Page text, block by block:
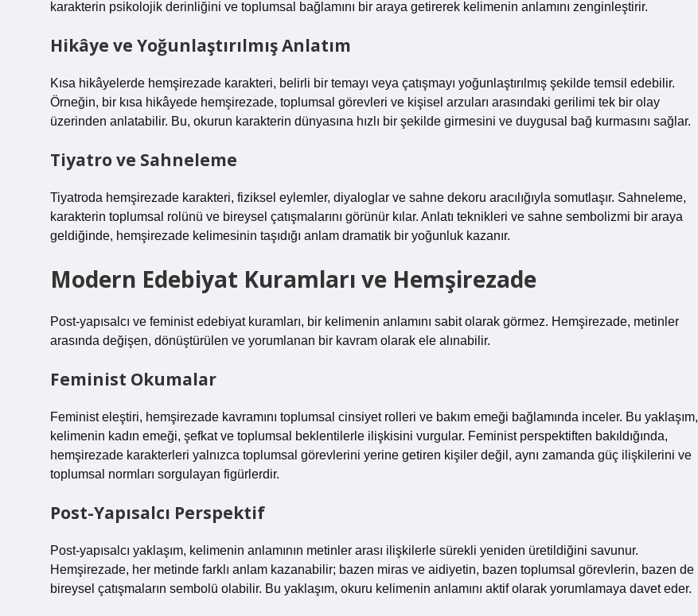
karakterin psikolojik derinliğini ve toplumsal bağlamını bir araya getirerek kelimenin anlamını zenginleştirir.
Hikâye ve Yoğunlaştırılmış Anlatım
Kısa hikâyelerde hemşirezade karakteri, belirli bir temayı veya çatışmayı yoğunlaştırılmış şekilde temsil edebilir.
Örneğin, bir kısa hikâyede hemşirezade, toplumsal görevleri ve kişisel arzuları arasındaki gerilimi tek bir olay
üzerinden anlatabilir. Bu, okurun karakterin dünyasına hızlı bir şekilde girmesini ve duygusal bağ kurmasını sağlar.
Tiyatro ve Sahneleme
Tiyatroda hemşirezade karakteri, fiziksel eylemler, diyaloglar ve sahne dekoru aracılığıyla somutlaşır. Sahneleme,
karakterin toplumsal rolünü ve bireysel çatışmalarını görünür kılar. Anlatı teknikleri ve sahne sembolizmi bir araya
geldiğinde, hemşirezade kelimesinin taşıdığı anlam dramatik bir yoğunluk kazanır.
Modern Edebiyat Kuramları ve Hemşirezade
Post-yapısalcı ve feminist edebiyat kuramları, bir kelimenin anlamını sabit olarak görmez. Hemşirezade, metinler
arasında değişen, dönüştürülen ve yorumlanan bir kavram olarak ele alınabilir.
Feminist Okumalar
Feminist eleştiri, hemşirezade kavramını toplumsal cinsiyet rolleri ve bakım emeği bağlamında inceler. Bu yaklaşım,
kelimenin kadın emeği, şefkat ve toplumsal beklentilerle ilişkisini vurgular. Feminist perspektiften bakıldığında,
hemşirezade karakterleri yalnızca toplumsal görevlerini yerine getiren kişiler değil, aynı zamanda güç ilişkilerini ve
toplumsal normları sorgulayan figürlerdir.
Post-Yapısalcı Perspektif
Post-yapısalcı yaklaşım, kelimenin anlamının metinler arası ilişkilerle sürekli yeniden üretildiğini savunur.
Hemşirezade, her metinde farklı anlam kazanabilir; bazen miras ve aidiyetin, bazen toplumsal görevlerin, bazen de
bireysel çatışmaların sembolü olabilir. Bu yaklaşım, okuru kelimenin anlamını aktif olarak yorumlamaya davet eder.